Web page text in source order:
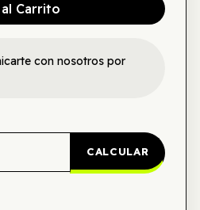
Carrito
con nosotros por
CALCULAR